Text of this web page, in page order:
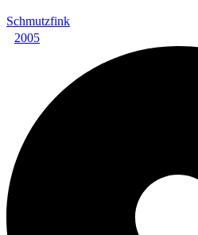
Schmutzfink
2005